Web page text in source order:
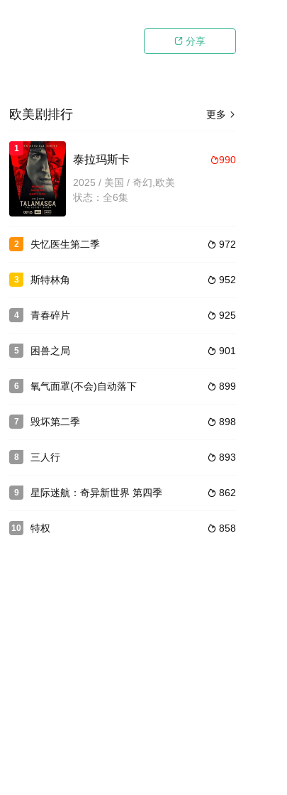
 分享
侦剧。女博士布莱南绰号“骨头”（艾米丽·丹斯切
·布鲁姆，他弄坏了一个谢尔顿和莱纳德制造的设备，
更多 
欧美剧排行
1
990
泰拉玛斯卡
2025 / 美国 / 奇幻,欧美
状态：全6集
2  972
失忆医生第二季
3  952
斯特林角
4  925
青春碎片
5  901
困兽之局
6  899
氧气面罩(不会)自动落下
7  898
毁坏第二季
8  893
三人行
9  862
星际迷航：奇异新世界 第四季
10  858
特权